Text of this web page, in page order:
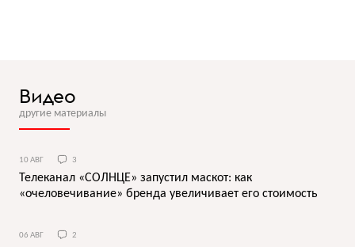
Видео
другие материалы
10 АВГ 3
Телеканал «СОЛНЦЕ» запустил маскот: как
«очеловечивание» бренда увеличивает его стоимость
06 АВГ 2